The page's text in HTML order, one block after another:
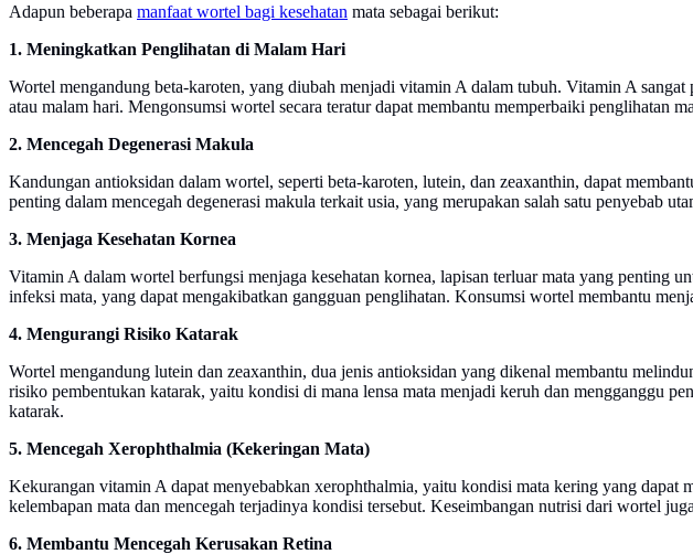
Adapun beberapa manfaat wortel bagi kesehatan mata sebagai berikut:
1. Meningkatkan Penglihatan di Malam Hari
Wortel mengandung beta-karoten, yang diubah menjadi vitamin A dalam tubuh. Vitamin A
atau malam hari. Mengonsumsi wortel secara teratur dapat membantu memperbaiki penglihatan
2. Mencegah Degenerasi Makula
Kandungan antioksidan dalam wortel, seperti beta-karoten, lutein, dan zeaxanthin, dapat
penting dalam mencegah degenerasi makula terkait usia, yang merupakan salah satu penyebab
3. Menjaga Kesehatan Kornea
Vitamin A dalam wortel berfungsi menjaga kesehatan kornea, lapisan terluar mata yang penting
infeksi mata, yang dapat mengakibatkan gangguan penglihatan. Konsumsi wortel membantu
4. Mengurangi Risiko Katarak
Wortel mengandung lutein dan zeaxanthin, dua jenis antioksidan yang dikenal membantu
risiko pembentukan katarak, yaitu kondisi di mana lensa mata menjadi keruh dan mengganggu
katarak.
5. Mencegah Xerophthalmia (Kekeringan Mata)
Kekurangan vitamin A dapat menyebabkan xerophthalmia, yaitu kondisi mata kering yang
kelembapan mata dan mencegah terjadinya kondisi tersebut. Keseimbangan nutrisi dari wortel
6. Membantu Mencegah Kerusakan Retina